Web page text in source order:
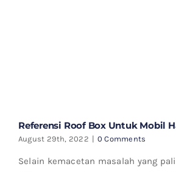
Referensi Roof Box Untuk Mobil
August 29th, 2022 | 0 Comments
Selain kemacetan masalah yang